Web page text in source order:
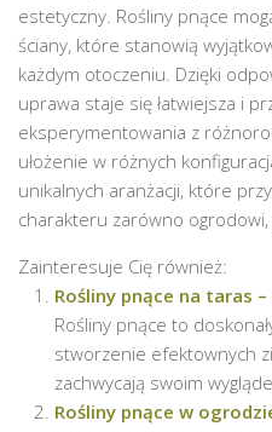
estetyczny. Rośliny pnące
ściany, które stanowią
każdym otoczeniu. Dzięki
uprawa staje się łatwiejsza i
eksperymentowania z
ułożenie w różnych
unikalnych aranżacji, które
charakteru zarówno ogrodowi,
Zainteresuje Cię również:
Rośliny pnące na taras
Rośliny pnące to
stworzenie efektownych
zachwycają swoim
Rośliny pnące w